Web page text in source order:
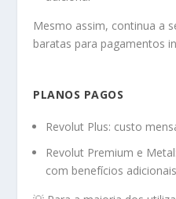
Mesmo assim, continua a
baratas para pagamentos
PLANOS PAGOS
Revolut Plus: custo
Revolut Premium e
com benefícios adicionais